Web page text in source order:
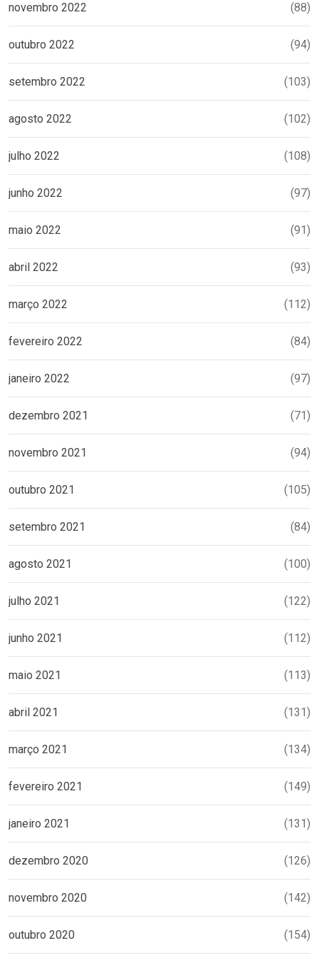
novembro 2022 (88)
outubro 2022 (94)
setembro 2022 (103)
agosto 2022 (102)
julho 2022 (108)
junho 2022 (97)
maio 2022 (91)
abril 2022 (93)
março 2022 (112)
fevereiro 2022 (84)
janeiro 2022 (97)
dezembro 2021 (71)
novembro 2021 (94)
outubro 2021 (105)
setembro 2021 (84)
agosto 2021 (100)
julho 2021 (122)
junho 2021 (112)
maio 2021 (113)
abril 2021 (131)
março 2021 (134)
fevereiro 2021 (149)
janeiro 2021 (131)
dezembro 2020 (126)
novembro 2020 (142)
outubro 2020 (154)